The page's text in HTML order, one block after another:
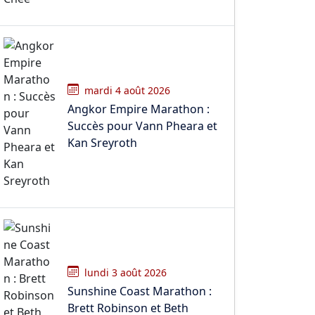
mardi 4 août 2026
Angkor Empire Marathon :
Succès pour Vann Pheara et
Kan Sreyroth
lundi 3 août 2026
Sunshine Coast Marathon :
Brett Robinson et Beth